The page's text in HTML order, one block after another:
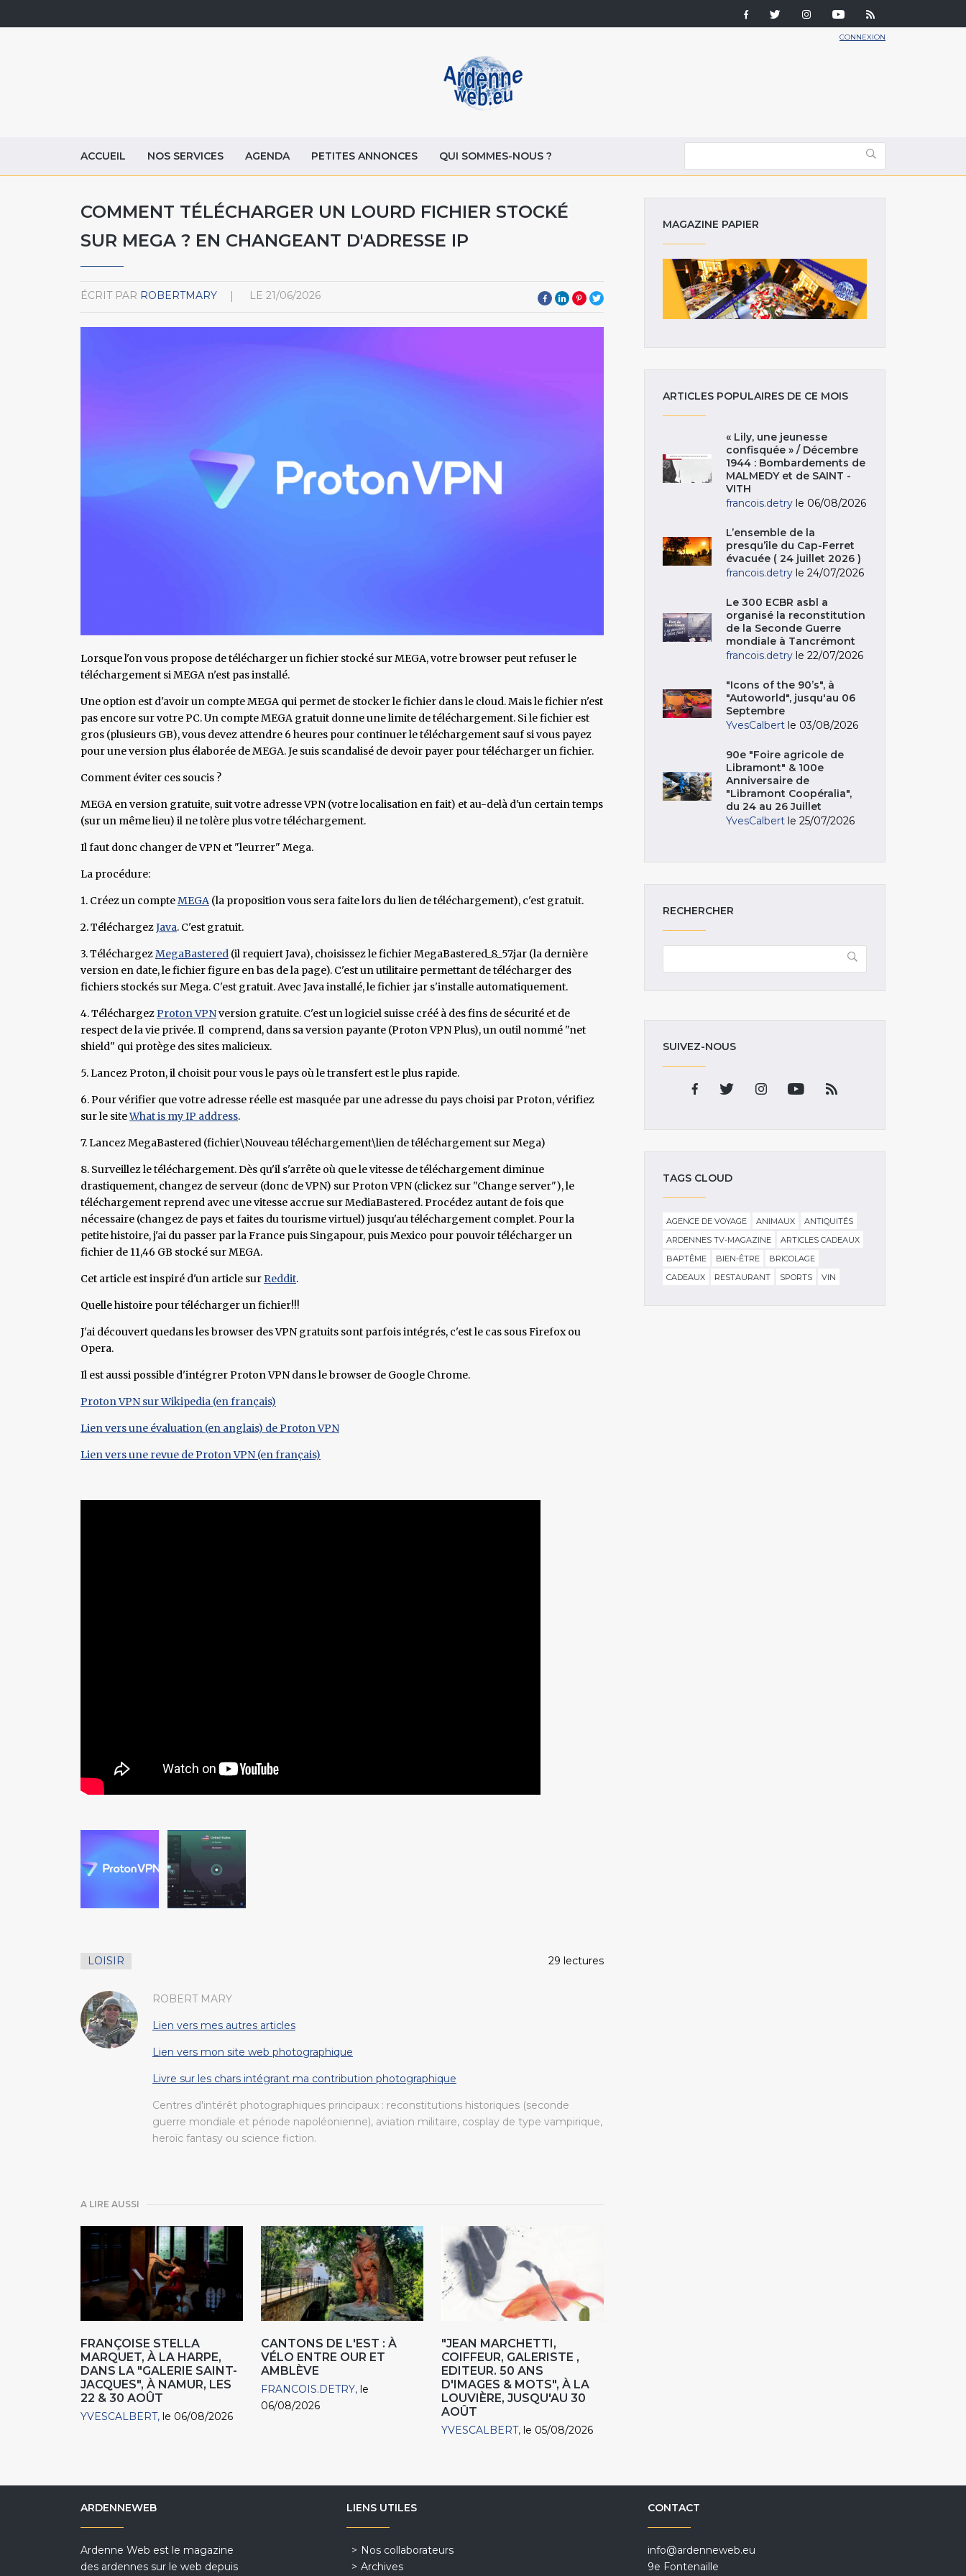
CONNEXION
ACCUEIL NOS SERVICES AGENDA PETITES ANNONCES QUI SOMMES-NOUS ?
COMMENT TÉLÉCHARGER UN LOURD FICHIER STOCKÉ
SUR MEGA ? EN CHANGEANT D'ADRESSE IP
ÉCRIT PAR ROBERTMARY LE 21/06/2026
Lorsque l'on vous propose de télécharger un fichier stocké sur MEGA, votre browser peut refuser le
téléchargement si MEGA n'est pas installé.
Une option est d'avoir un compte MEGA qui permet de stocker le fichier dans le cloud. Mais le fichier n'est
pas encore sur votre PC. Un compte MEGA gratuit donne une limite de téléchargement. Si le fichier est
gros (plusieurs GB), vous devez attendre 6 heures pour continuer le téléchargement sauf si vous payez
pour une version plus élaborée de MEGA. Je suis scandalisé de devoir payer pour télécharger un fichier.
Comment éviter ces soucis ?
MEGA en version gratuite, suit votre adresse VPN (votre localisation en fait) et au-delà d'un certain temps
(sur un même lieu) il ne tolère plus votre téléchargement.
Il faut donc changer de VPN et "leurrer" Mega.
La procédure:
1. Créez un compteMEGA (la proposition vous sera faite lors du lien de téléchargement), c'est gratuit.
2. TéléchargezJava. C'est gratuit.
3. TéléchargezMegaBastered (il requiert Java), choisissez le fichier MegaBastered_8_57.jar (la dernière
version en date, le fichier figure en bas de la page). C'est un utilitaire permettant de télécharger des
fichiers stockés sur Mega. C'est gratuit. Avec Java installé, le fichier .jar s'installe automatiquement.
4. TéléchargezProton VPNversion gratuite. C'est un logiciel suisse créé à des fins de sécurité et de
respect de la vie privée. Il comprend, dans sa version payante (Proton VPN Plus), un outil nommé "net
shield" qui protège des sites malicieux.
5. Lancez Proton, il choisit pour vous le pays où le transfert est le plus rapide.
6. Pour vérifier que votre adresse réelle est masquée par une adresse du pays choisi par Proton, vérifiez
sur le siteWhat is my IP address.
7. Lancez MegaBastered (fichier\Nouveau téléchargement\lien de téléchargement sur Mega)
8. Surveillez le téléchargement. Dès qu'il s'arrête où que le vitesse de téléchargement diminue
drastiquement, changez de serveur (donc de VPN) sur Proton VPN (clickez sur "Change server"), le
téléchargement reprend avec une vitesse accrue sur MediaBastered. Procédez autant de fois que
nécessaire (changez de pays et faites du tourisme virtuel) jusqu'au téléchargement complet. Pour la
petite histoire, j'ai du passer par la France puis Singapour, puis Mexico pour pouvoir télécharger un
fichier de 11,46 GB stocké sur MEGA.
Cet article est inspiré d'un article sur Reddit.
Quelle histoire pour télécharger un fichier!!!
J'ai découvert quedans les browser des VPN gratuits sont parfois intégrés, c'est le cas sous Firefox ou
Opera.
Il est aussi possible d'intégrer Proton VPN dans le browser de Google Chrome.
Proton VPN sur Wikipedia (en français)
Lien vers une évaluation (en anglais) de Proton VPN
Lien vers une revue de Proton VPN (en français)
LOISIR 29 lectures
ROBERT MARY
Lien vers mes autres articles
Lien vers mon site web photographique
Livre sur les chars intégrant ma contribution photographique
Centres d'intérêt photographiques principaux : reconstitutions historiques (seconde
guerre mondiale et période napoléonienne), aviation militaire, cosplay de type vampirique,
heroïc fantasy ou science fiction.
A LIRE AUSSI
FRANÇOISE STELLA
MARQUET, À LA HARPE,
DANS LA "GALERIE SAINT-
JACQUES", À NAMUR, LES
22 & 30 AOÛT
YVESCALBERT le 06/08/2026
CANTONS DE L'EST : À
VÉLO ENTRE OUR ET
AMBLÈVE
FRANCOIS.DETRY le
06/08/2026
"JEAN MARCHETTI,
COIFFEUR, GALERISTE ,
EDITEUR. 50 ANS
D'IMAGES & MOTS", À LA
LOUVIÈRE, JUSQU'AU 30
AOÛT
YVESCALBERT le 05/08/2026
MAGAZINE PAPIER
ARTICLES POPULAIRES DE CE MOIS
« Lily, une jeunesse
confisquée » / Décembre
1944 : Bombardements de
MALMEDY et de SAINT -
VITH
francois.detry le 06/08/2026
L’ensemble de la
presqu’île du Cap-Ferret
évacuée ( 24 juillet 2026 )
francois.detry le 24/07/2026
Le 300 ECBR asbl a
organisé la reconstitution
de la Seconde Guerre
mondiale à Tancrémont
francois.detry le 22/07/2026
"Icons of the 90’s", à
"Autoworld", jusqu'au 06
Septembre
YvesCalbert le 03/08/2026
90e "Foire agricole de
Libramont" & 100e
Anniversaire de
"Libramont Coopéralia",
du 24 au 26 Juillet
YvesCalbert le 25/07/2026
RECHERCHER
SUIVEZ-NOUS
TAGS CLOUD
AGENCE DE VOYAGE ANIMAUX
ANTIQUITÉS
ARDENNES TV-MAGAZINE
ARTICLES CADEAUX
BAPTÊME
BIEN-ÊTRE
BRICOLAGE
CADEAUX
RESTAURANT SPORTS VIN
ARDENNEWEB
Ardenne Web est le magazine
des ardennes sur le web depuis
LIENS UTILES
Nos collaborateurs
Archives
CONTACT
info@ardenneweb.eu
9e Fontenaille